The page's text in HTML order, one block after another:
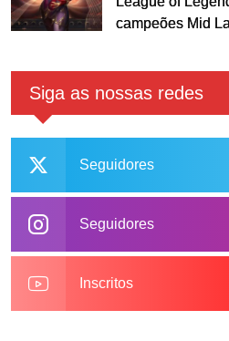
campeões Mid
Siga as nossas redes
Seguidores
Seguidores
Inscritos